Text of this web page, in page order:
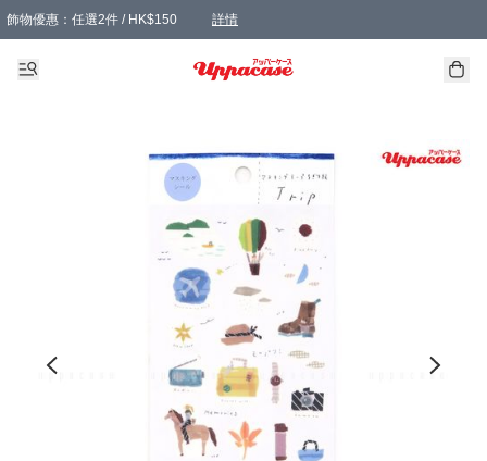
飾物優惠：任選2件 / HK$150 詳情
髮飾優惠：任選2件 / HK$100 詳情
精選襪子優惠：任選3對 / HK$115 詳情
滿額免運：本地訂單滿港幣350元可享免運費優惠